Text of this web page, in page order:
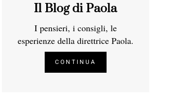
Il Blog di Paola
I pensieri, i consigli, le
esperienze della direttrice Paola.
CONTINUA